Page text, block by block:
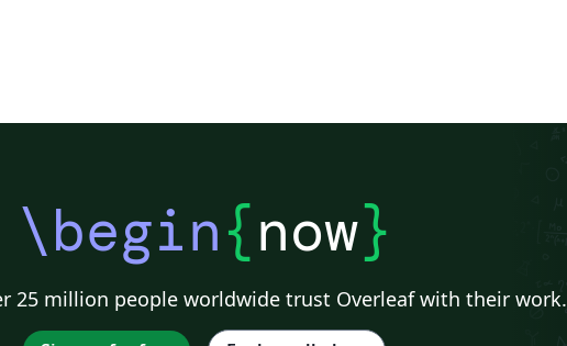
\begin{now}
25 million people worldwide trust Overleaf with their work.